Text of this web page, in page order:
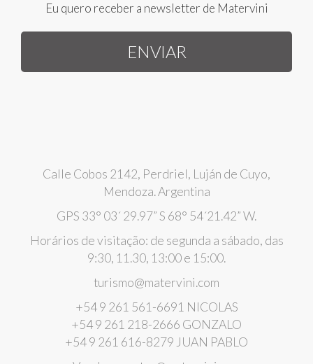
Eu quero receber a newsletter de Matervini
Calle Cobos 2142, Perdriel, Luján de Cuyo,
Mendoza. Argentina
GPS 33° 03´ 29.97” S 68° 54´21.42” W.
Horários de visitação: de segunda a sábado, das
9:30, 11.30, 13:00 e 15:00.
turismo@matervini.com
+54 9 261 561-6691 NICOLAS
+54 9 261 218-2666 GONZALO
+54 9 261 616-8279 JUAN PABLO